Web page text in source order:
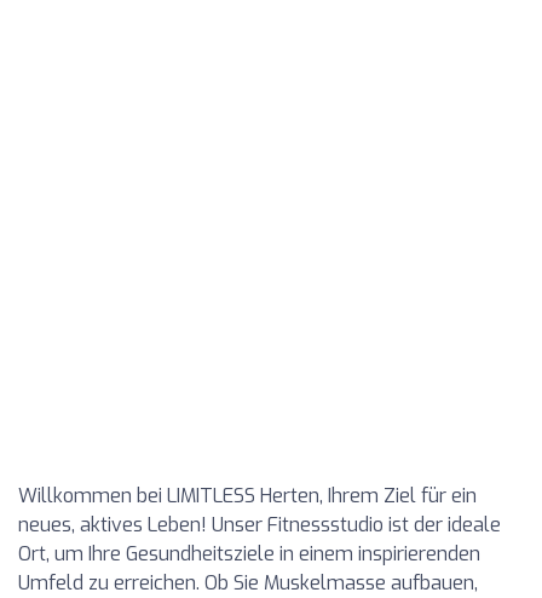
Willkommen bei LIMITLESS Herten, Ihrem Ziel für ein
neues, aktives Leben! Unser Fitnessstudio ist der ideale
Ort, um Ihre Gesundheitsziele in einem inspirierenden
Umfeld zu erreichen. Ob Sie Muskelmasse aufbauen,